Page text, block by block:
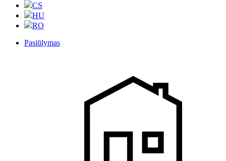
CS
HU
RO
Pasiūlymas